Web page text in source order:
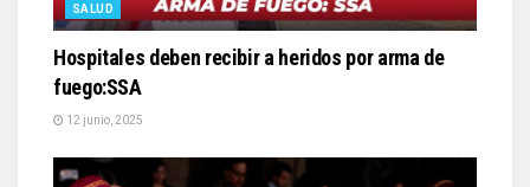
SALUD
Hospitales deben recibir a heridos por arma de
fuego:SSA
12 junio, 2025